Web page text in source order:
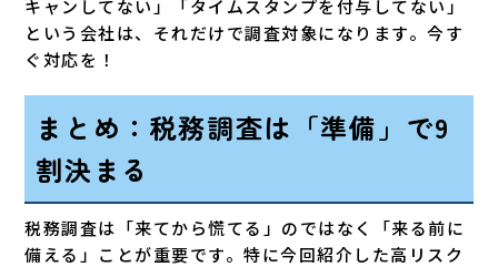
キャンしてない」「タイムスタンプを付与してない」
という会社は、それだけで調査対象になります。今す
ぐ対応を！
まとめ：税務調査は「準備」で9
割決まる
税務調査は「来てから慌てる」のではなく「来る前に
備える」ことが重要です。特に今回紹介した高リスク